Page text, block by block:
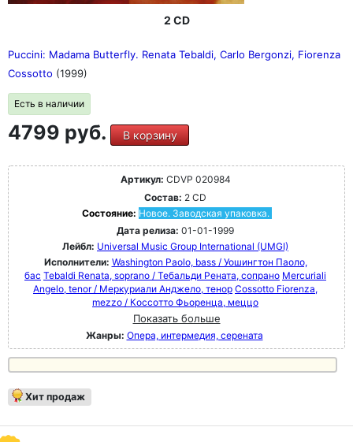
2 CD
Puccini: Madama Butterfly. Renata Tebaldi, Carlo Bergonzi, Fiorenza
Cossotto (1999)
Есть в наличии
4799 руб. В корзину
Артикул: CDVP 020984
Состав: 2 CD
Состояние: Новое. Заводская упаковка.
Дата релиза: 01-01-1999
Лейбл: Universal Music Group International (UMGI)
Исполнители: Washington Paolo, bass / Уошингтон Паоло,
бас Tebaldi Renata, soprano / Тебальди Рената, сопрано Mercuriali
Angelo, tenor / Меркуриали Анджело, тенор Cossotto Fiorenza,
mezzo / Коссотто Фьоренца, меццо
Показать больше
Жанры: Опера, интермедия, серената
Хит продаж